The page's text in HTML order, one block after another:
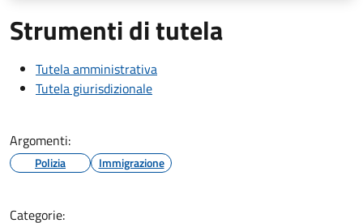
Strumenti di tutela
Tutela amministrativa
Tutela giurisdizionale
Argomenti:
Polizia Immigrazione
Categorie: